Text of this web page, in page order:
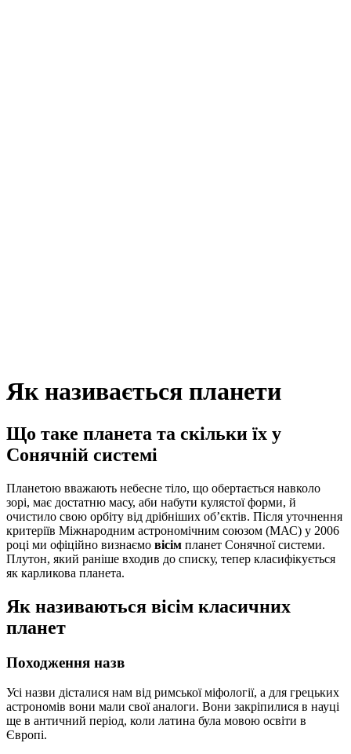
Як називається планети
Що таке планета та скільки їх у
Сонячній системі
Планетою вважають небесне тіло, що обертається навколо
зорі, має достатню масу, аби набути кулястої форми, й
очистило свою орбіту від дрібніших об’єктів. Після уточнення
критеріїв Міжнародним астрономічним союзом (МАС) у 2006
році ми офіційно визнаємо вісім планет Сонячної системи.
Плутон, який раніше входив до списку, тепер класифікується
як карликова планета.
Як називаються вісім класичних
планет
Походження назв
Усі назви дісталися нам від римської міфології, а для грецьких
астрономів вони мали свої аналоги. Вони закріпилися в науці
ще в античний період, коли латина була мовою освіти в
Європі.